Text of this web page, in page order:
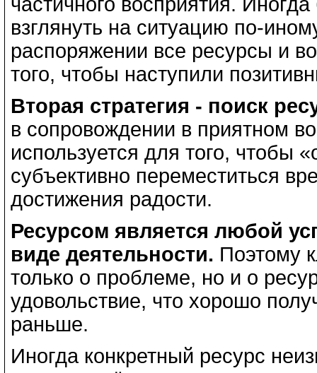
взглянуть на ситуацию по-
распоряжении все ресурсы и
того, чтобы наступили
Вторая стратегия - поиск
в сопровождении в приятном
используется для того, чтобы
субъективно переместиться
достижения радости.
Ресурсом является любой
виде деятельности. Поэтому
только о проблеме, но и о
удовольствие, что хорошо
раньше.
Иногда конкретный ресурс